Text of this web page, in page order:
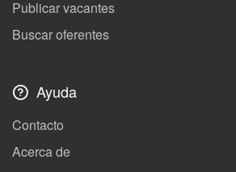
Publicar vacantes
Buscar oferentes
Ayuda
Contacto
Acerca de